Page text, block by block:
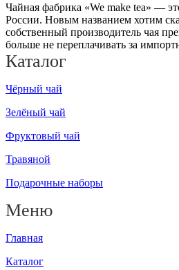
Чайная фабрика «We make tea» —
России. Новым названием хотим
собственный производитель чая
больше не переплачивать за
Каталог
Чёрный чай
Зелёный чай
Фруктовый чай
Травяной
Подарочные наборы
Меню
Главная
Каталог